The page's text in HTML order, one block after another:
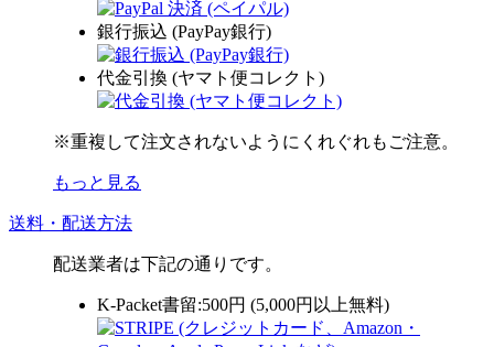
銀行振込 (PayPay銀行)
代金引換 (ヤマト便コレクト)
※重複して注文されないようにくれぐれもご注意。
もっと見る
送料・配送方法
配送業者は下記の通りです。
K-Packet書留:500円 (5,000円以上無料)